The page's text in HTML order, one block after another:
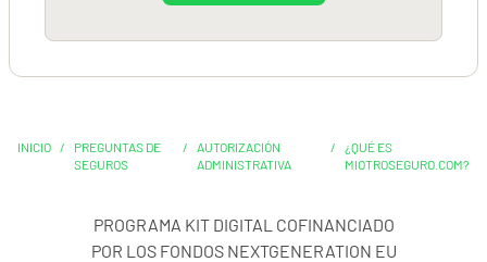
INICIO /
PREGUNTAS DE
SEGUROS
/
AUTORIZACIÓN
ADMINISTRATIVA
/
¿QUÉ ES
MIOTROSEGURO.COM?
PROGRAMA KIT DIGITAL COFINANCIADO
POR LOS FONDOS NEXTGENERATION EU